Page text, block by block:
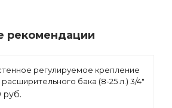
рекомендации
регулируемое крепление
расширительного бака (8-25 л.) 3/4"
ASKON
руб.